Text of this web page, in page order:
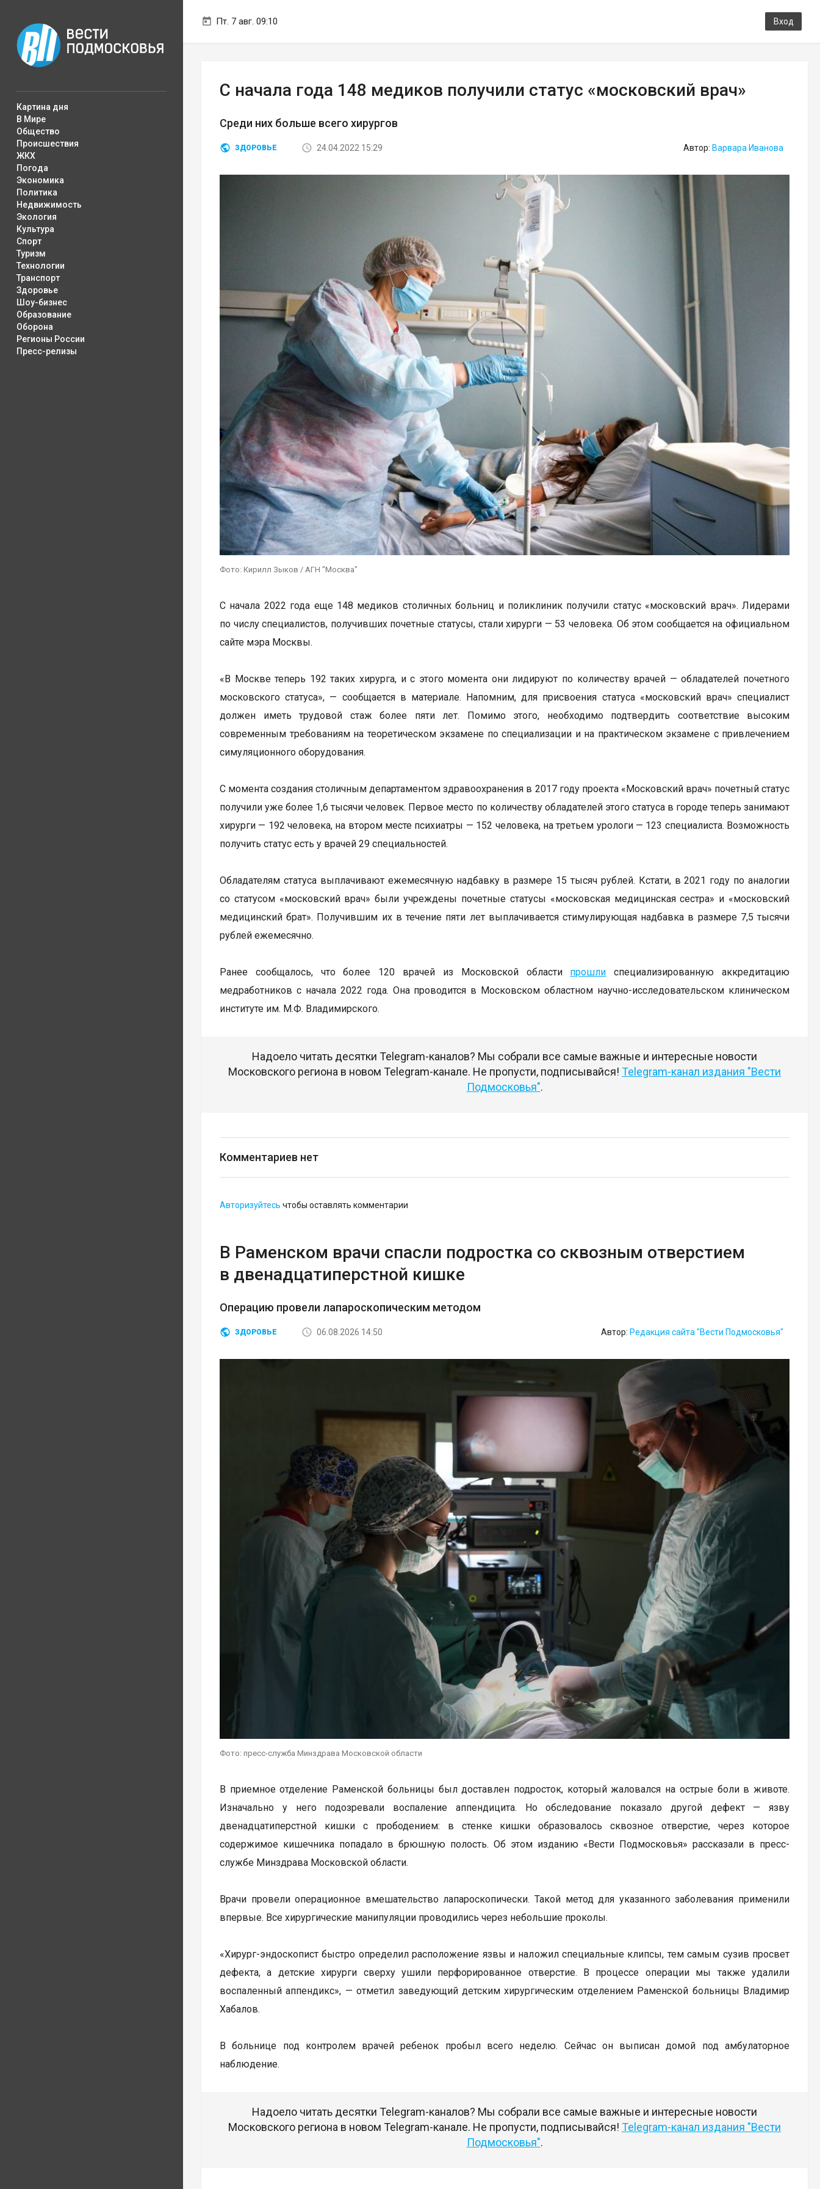
Пт. 7 авг. 09:10 Вход
Картина дня
В Мире
Общество
Происшествия
ЖКХ
Погода
Экономика
Политика
Недвижимость
Экология
Культура
Спорт
Туризм
Технологии
Транспорт
Здоровье
Шоу-бизнес
Образование
Оборона
Регионы России
Пресс-релизы
С начала года 148 медиков получили статус «московский врач»
Среди них больше всего хирургов
ЗДОРОВЬЕ 24.04.2022 15:29 Автор: Варвара Иванова
Фото: Кирилл Зыков / АГН "Москва"
С начала 2022 года еще 148 медиков столичных больниц и поликлиник получили статус «московский врач». Лидерами
по числу специалистов, получивших почетные статусы, стали хирурги — 53 человека. Об этом сообщается на официальном
сайте мэра Москвы.
«В Москве теперь 192 таких хирурга, и с этого момента они лидируют по количеству врачей — обладателей почетного
московского статуса», — сообщается в материале. Напомним, для присвоения статуса «московский врач» специалист
должен иметь трудовой стаж более пяти лет. Помимо этого, необходимо подтвердить соответствие высоким
современным требованиям на теоретическом экзамене по специализации и на практическом экзамене с привлечением
симуляционного оборудования.
С момента создания столичным департаментом здравоохранения в 2017 году проекта «Московский врач» почетный статус
получили уже более 1,6 тысячи человек. Первое место по количеству обладателей этого статуса в городе теперь занимают
хирурги — 192 человека, на втором месте психиатры — 152 человека, на третьем урологи — 123 специалиста. Возможность
получить статус есть у врачей 29 специальностей.
Обладателям статуса выплачивают ежемесячную надбавку в размере 15 тысяч рублей. Кстати, в 2021 году по аналогии
со статусом «московский врач» были учреждены почетные статусы «московская медицинская сестра» и «московский
медицинский брат». Получившим их в течение пяти лет выплачивается стимулирующая надбавка в размере 7,5 тысячи
рублей ежемесячно.
Ранее сообщалось, что более 120 врачей из Московской области прошли специализированную аккредитацию
медработников с начала 2022 года. Она проводится в Московском областном научно-исследовательском клиническом
институте им. М.Ф. Владимирского.
Надоело читать десятки Telegram-каналов? Мы собрали все самые важные и интересные новости
Московского региона в новом Telegram-канале. Не пропусти, подписывайся! Telegram-канал издания "Вести
Подмосковья".
Комментариев нет
Авторизуйтесь чтобы оставлять комментарии
В Раменском врачи спасли подростка со сквозным отверстием
в двенадцатиперстной кишке
Операцию провели лапароскопическим методом
ЗДОРОВЬЕ 06.08.2026 14:50 Автор: Редакция сайта "Вести Подмосковья"
Фото: пресс-служба Минздрава Московской области
В приемное отделение Раменской больницы был доставлен подросток, который жаловался на острые боли в животе.
Изначально у него подозревали воспаление аппендицита. Но обследование показало другой дефект — язву
двенадцатиперстной кишки с прободением: в стенке кишки образовалось сквозное отверстие, через которое
содержимое кишечника попадало в брюшную полость. Об этом изданию «Вести Подмосковья» рассказали в пресс-
службе Минздрава Московской области.
Врачи провели операционное вмешательство лапароскопически. Такой метод для указанного заболевания применили
впервые. Все хирургические манипуляции проводились через небольшие проколы.
«Хирург-эндоскопист быстро определил расположение язвы и наложил специальные клипсы, тем самым сузив просвет
дефекта, а детские хирурги сверху ушили перфорированное отверстие. В процессе операции мы также удалили
воспаленный аппендикс», — отметил заведующий детским хирургическим отделением Раменской больницы Владимир
Хабалов.
В больнице под контролем врачей ребенок пробыл всего неделю. Сейчас он выписан домой под амбулаторное
наблюдение.
Надоело читать десятки Telegram-каналов? Мы собрали все самые важные и интересные новости
Московского региона в новом Telegram-канале. Не пропусти, подписывайся! Telegram-канал издания "Вести
Подмосковья".